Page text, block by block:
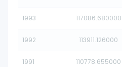
1993 117086.680000
1992 113911.126000
1991 110778.655000